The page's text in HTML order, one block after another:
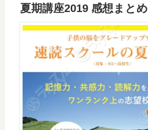
夏期講座2019 感想まとめ